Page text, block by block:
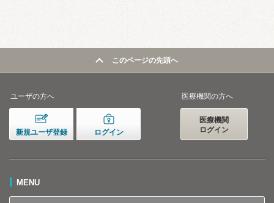
このページの先頭へ
ユーザの方へ
新規ユーザ登録 ログイン
医療機関の方へ
医療機関
ログイン
MENU